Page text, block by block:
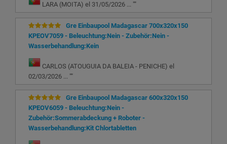
LARA (MOITA) el 31/05/2026 ... ""
Gre Einbaupool Madagascar 700x320x150
KPEOV7059 - Beleuchtung:Nein - Zubehör:Nein -
Wasserbehandlung:Kein
CARLOS (ATOUGUIA DA BALEIA - PENICHE) el
02/03/2026 ... ""
Gre Einbaupool Madagascar 600x320x150
KPEOV6059 - Beleuchtung:Nein -
Zubehör:Sommerabdeckung + Roboter -
Wasserbehandlung:Kit Chlortabletten